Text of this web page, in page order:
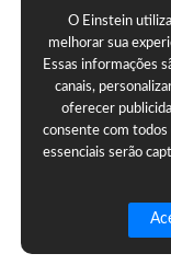
O Einstein
melhorar sua
Essas informações
canais,
oferecer
consente com
essenciais serão